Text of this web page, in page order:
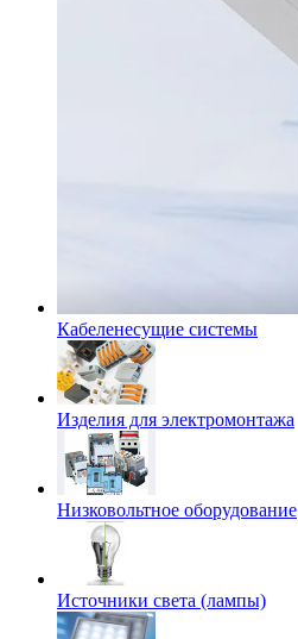
Кабеленесущие системы
Изделия для электромонтажа
Низковольтное оборудование
Источники света (лампы)